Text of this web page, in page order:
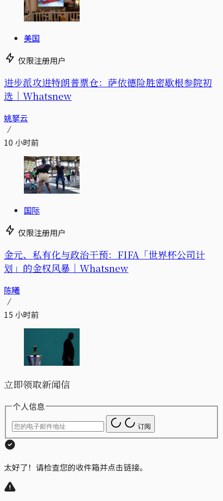
美国
仅限注册用户
进步派攻进特朗普票仓：萨依德险胜密歇根参院初
选｜Whatsnew
姚拏云
10 小时前
国际
仅限注册用户
金元、私有化与政治干预：FIFA「世界杯公司计
划」的金权风暴｜Whatsnew
陈曦
15 小时前
立即领取新闻信
个人信息
订阅
太好了！请检查您的收件箱并点击链接。